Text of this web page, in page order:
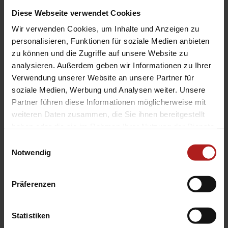
Diese Webseite verwendet Cookies
Wir verwenden Cookies, um Inhalte und Anzeigen zu
personalisieren, Funktionen für soziale Medien anbieten
zu können und die Zugriffe auf unsere Website zu
analysieren. Außerdem geben wir Informationen zu Ihrer
Verwendung unserer Website an unsere Partner für
soziale Medien, Werbung und Analysen weiter. Unsere
Partner führen diese Informationen möglicherweise mit
weiteren Daten zusammen, die Sie ihnen bereitgestellt
Notwendig
Präferenzen
Statistiken
Lamellenbreite: Holz 25 mm, 50 mm, 70 mm. Bambus:
50 mm, 25 mm
Bedienung: Schnur, Schnur/Stab, Kette, Retro,
Elektroantrieb
Führung: Optional, seitlich mit Stahlseil
Anwendungsbereiche: Für Fenster, Türen,
Bildschirmarbeitsplätze
Montage: An Wand und Decken sowie über
Klemmträger
Verbinden Sie zuverlässigen Sonnenschutz mit